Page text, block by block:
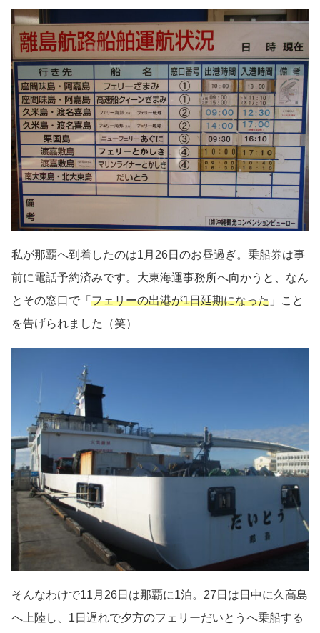
私が那覇へ到着したのは1月26日のお昼過ぎ。乗船券は事
前に電話予約済みです。大東海運事務所へ向かうと、なん
とその窓口で「 フェリーの出港が1日延期になった 」こと
を告げられました（笑）
そんなわけで11月26日は那覇に1泊。27日は日中に久高島
へ上陸し、1日遅れで夕方のフェリーだいとうへ乗船する